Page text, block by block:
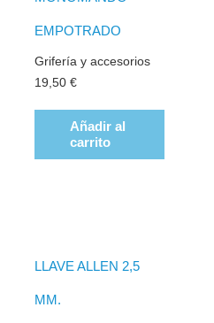
EMPOTRADO
Grifería y accesorios
19,50 €
Añadir al
carrito
LLAVE ALLEN 2,5
MM.